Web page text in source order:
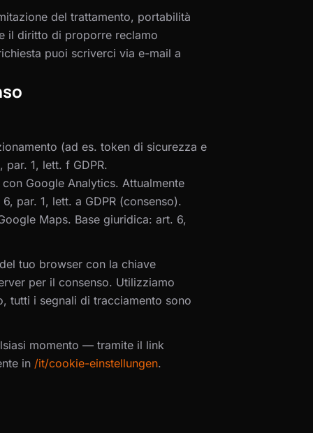
del trattamento, portabilità
il diritto di proporre reclamo
puoi scriverci via e-mail a
(ad es. token di sicurezza e
1, lett. f GDPR.
Google Analytics. Attualmente
par. 1, lett. a GDPR (consenso).
Maps. Base giuridica: art. 6,
tuo browser con la chiave
per il consenso. Utilizziamo
tutti i segnali di tracciamento sono
momento — tramite il link
in /it/cookie-einstellungen.